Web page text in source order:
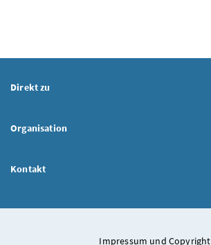
Direkt zu
Organisation
Kontakt
Impressum und Copyright